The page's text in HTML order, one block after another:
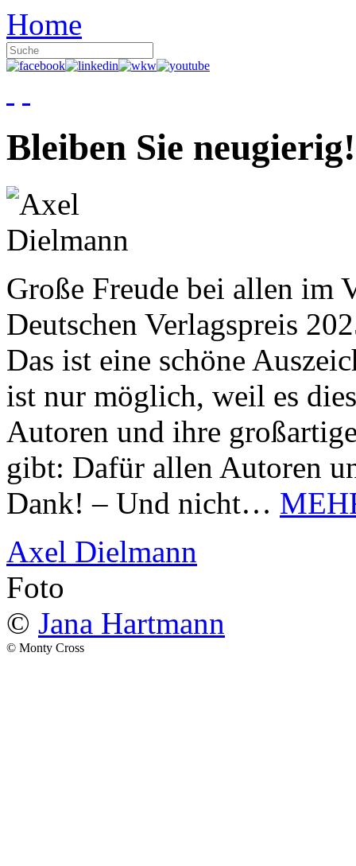
Home
Bleiben Sie neugierig!
Große Freude bei allen im
Deutschen Verlagspreis
Das ist eine schöne
ist nur möglich, weil es
Autoren und ihre
gibt: Dafür allen Autoren
Dank! – Und nicht…
Axel Dielmann
Foto
© Jana Hartmann
© Monty Cross